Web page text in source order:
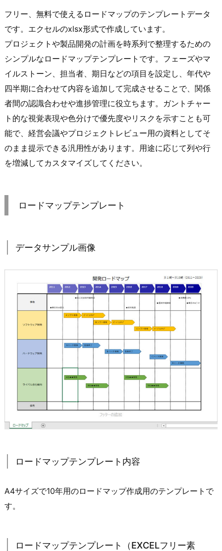
フリー、無料で使えるロードマップのテンプレートデータ
です。エクセルのxlsx形式で作成しています。
プロジェクトや製品開発の計画を時系列で整理するための
シンプルなロードマップテンプレートです。フェーズやマ
イルストーン、担当者、期日などの項目を設定し、年代や
四半期に合わせて内容を追加して完成させることで、関係
者間の認識合わせや進捗管理に役立ちます。ガントチャー
ト的な視覚表現や色分けで優先度やリスクを示すことも可
能で、経営会議やプロジェクトレビュー用の資料としてそ
のまま提示できる汎用性があります。用途に応じて列や行
を増減してカスタマイズしてください。
ロードマップテンプレート
データサンプル画像
ロードマップテンプレート内容
A4サイズで10年用のロードマップ作成用のテンプレートで
す。
ロードマップテンプレート（EXCELフリー素